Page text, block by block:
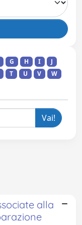
G H I
J
T U V
W
alla